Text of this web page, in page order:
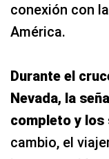
conexión con
América.
Durante el
Nevada, la
completo y
cambio, el